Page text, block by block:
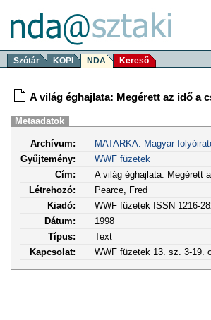
Szótár KOPI NDA Kereső
A világ éghajlata: Megérett az idő a
Metaadatok
Archívum:
MATARKA: Magyar
Gyűjtemény:
WWF füzetek
Cím:
A világ éghajlata: Megérett
Létrehozó:
Pearce, Fred
Kiadó:
WWF füzetek ISSN 1216-
Dátum:
1998
Típus:
Text
Kapcsolat:
WWF füzetek 13. sz. 3-19.